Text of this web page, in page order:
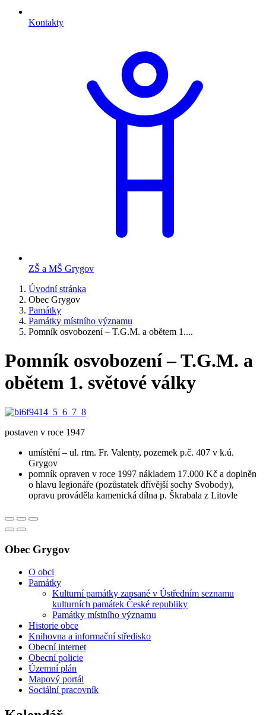
Kontakty
ZŠ a MŠ Grygov
Úvodní stránka
Obec Grygov
Památky
Památky místního významu
Pomník osvobození – T.G.M. a obětem 1....
Pomník osvobození – T.G.M. a
obětem 1. světové války
postaven v roce 1947
umístění – ul. rtm. Fr. Valenty, pozemek p.č. 407 v k.ú.
Grygov
pomník opraven v roce 1997 nákladem 17.000 Kč a doplněn
o hlavu legionáře (pozůstatek dřívější sochy Svobody),
opravu prováděla kamenická dílna p. Škrabala z Litovle
Obec Grygov
O obci
Památky
Kulturní památky zapsané v Ústředním seznamu
kulturních památek České republiky
Památky místního významu
Historie obce
Knihovna a informační středisko
Obecní internet
Obecní policie
Územní plán
Mapový portál
Sociální pracovník